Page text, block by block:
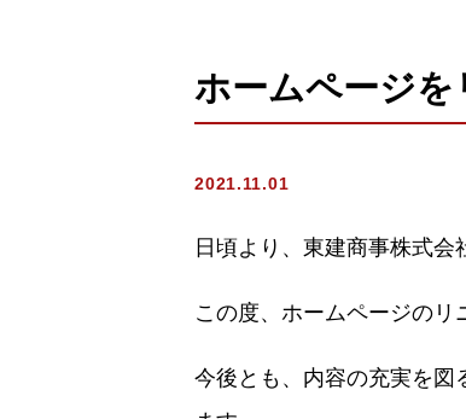
ホームページを
2021.11.01
日頃より、東建商事株式会
この度、ホームページのリ
今後とも、内容の充実を図